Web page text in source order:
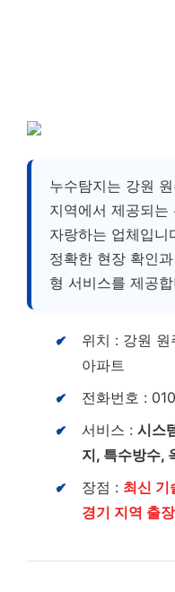
누수탐지는 강원
지역에서 제공되는
자랑하는 업체입니
정확한 현장 확인
형 서비스를 제공
위치 : 강원
아파트
전화번호 :
서비스 : 시스
지, 특수방수,
장점 : 최신 기
경기 지역 출